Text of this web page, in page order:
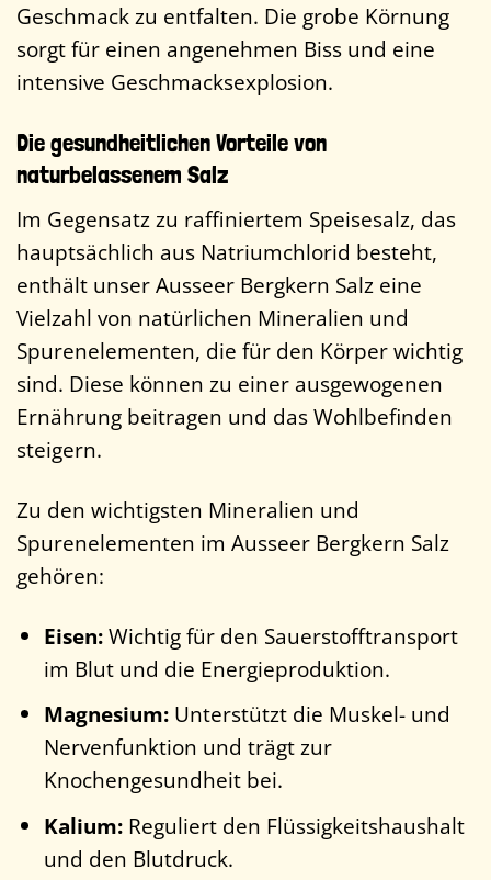
Geschmack zu entfalten. Die grobe Körnung
sorgt für einen angenehmen Biss und eine
intensive Geschmacksexplosion.
Die gesundheitlichen Vorteile von
naturbelassenem Salz
Im Gegensatz zu raffiniertem Speisesalz, das
hauptsächlich aus Natriumchlorid besteht,
enthält unser Ausseer Bergkern Salz eine
Vielzahl von natürlichen Mineralien und
Spurenelementen, die für den Körper wichtig
sind. Diese können zu einer ausgewogenen
Ernährung beitragen und das Wohlbefinden
steigern.
Zu den wichtigsten Mineralien und
Spurenelementen im Ausseer Bergkern Salz
gehören:
Eisen:Wichtig für den Sauerstofftransport
im Blut und die Energieproduktion.
Magnesium:Unterstützt die Muskel- und
Nervenfunktion und trägt zur
Knochengesundheit bei.
Kalium:Reguliert den Flüssigkeitshaushalt
und den Blutdruck.